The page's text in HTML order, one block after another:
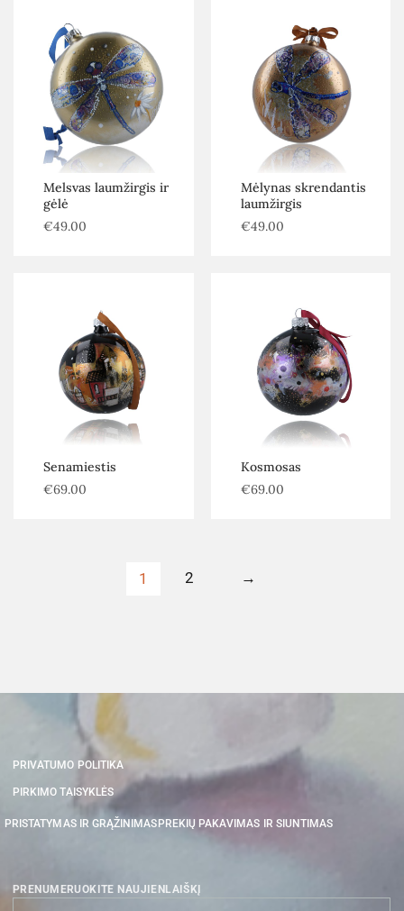
Melsvas laumžirgis ir
gėlė
€49.00
Mėlynas skrendantis
laumžirgis
€49.00
Senamiestis
€69.00
Kosmosas
€69.00
1 2 →
PRIVATUMO POLITIKA
PIRKIMO TAISYKLĖS
PRISTATYMAS IR GRĄŽINIMASPREKIŲ PAKAVIMAS IR SIUNTIMAS
PRENUMERUOKITE NAUJIENLAIŠKĮ